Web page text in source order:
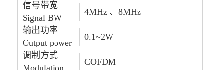
信号带宽
Signal BW
4MHz 、8MHz
输出功率
Output power
0.1~2W
调制方式
Modulation
COFDM